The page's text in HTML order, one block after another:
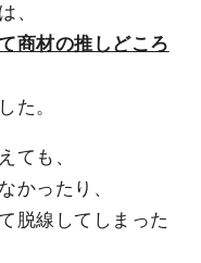
、
商材の推しどころ
た。
ても、
かったり、
脱線してしまった